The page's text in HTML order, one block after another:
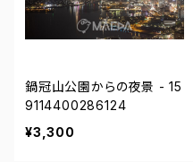
鍋冠山公園からの夜景 - 15
9114400286124
¥3,300